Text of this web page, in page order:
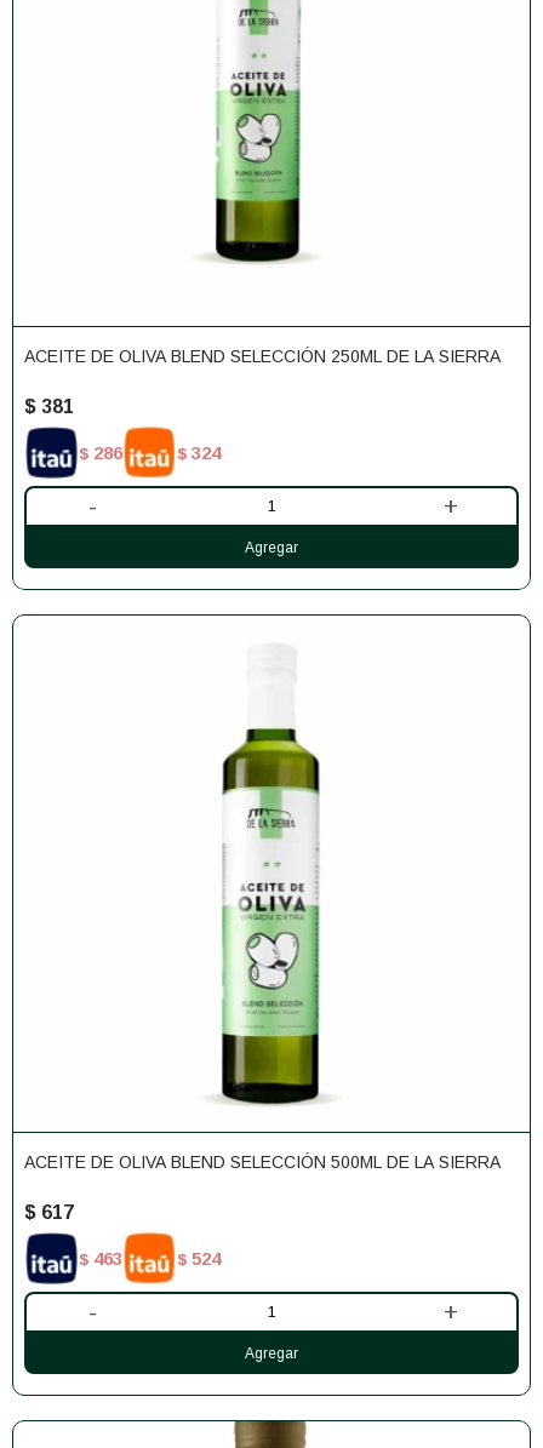
ACEITE DE OLIVA BLEND SELECCIÓN 250ML DE LA SIERRA
$ 381
$ 286 $ 324
- +
ACEITE DE OLIVA BLEND SELECCIÓN 500ML DE LA SIERRA
$ 617
$ 463 $ 524
- +